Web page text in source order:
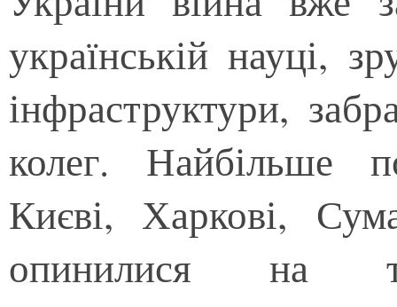
українській науці,
інфраструктури,
колег. Найбільше
Києві, Харкові,
опинилися на